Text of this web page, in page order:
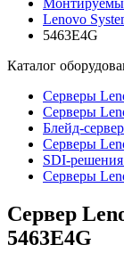
Lenovo
5463E4G
Каталог
Серверы
Серверы
Блейд-
Cерверы
SDI-
Серверы
Сервер
5463E4G